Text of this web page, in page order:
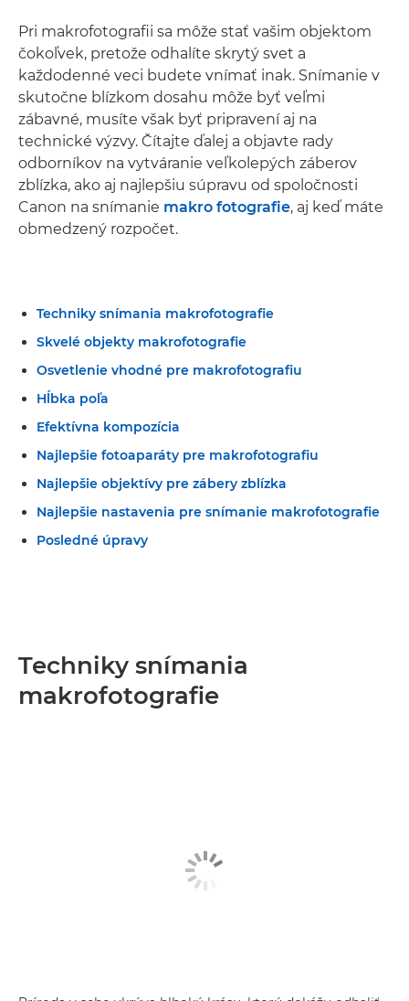
Pri makrofotografii sa môže stať vašim objektom
čokoľvek, pretože odhalíte skrytý svet a
každodenné veci budete vnímať inak. Snímanie v
skutočne blízkom dosahu môže byť veľmi
zábavné, musíte však byť pripravení aj na
technické výzvy. Čítajte ďalej a objavte rady
odborníkov na vytváranie veľkolepých záberov
zblízka, ako aj najlepšiu súpravu od spoločnosti
Canon na snímanie makro fotografie, aj keď máte
obmedzený rozpočet.
Techniky snímania makrofotografie
Skvelé objekty makrofotografie
Osvetlenie vhodné pre makrofotografiu
Hĺbka poľa
Efektívna kompozícia
Najlepšie fotoaparáty pre makrofotografiu
Najlepšie objektívy pre zábery zblízka
Najlepšie nastavenia pre snímanie makrofotografie
Posledné úpravy
Techniky snímania
makrofotografie